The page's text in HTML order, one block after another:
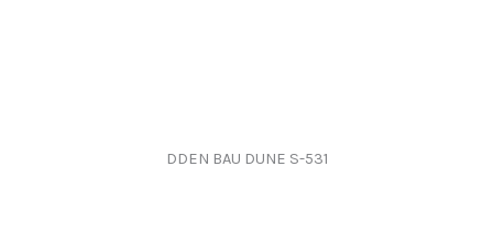
DDEN BAU DUNE S-531